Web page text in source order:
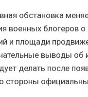
обстановка
военных блогеров о
и площади
выводы об
делать после
стороны